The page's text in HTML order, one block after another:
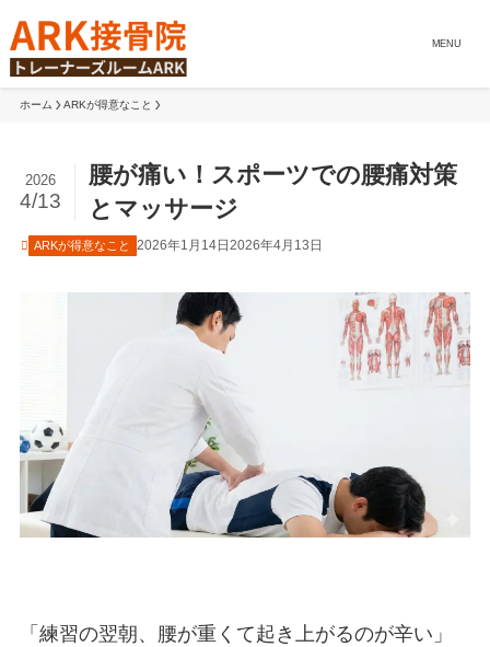
MENU
ホーム ARKが得意なこと
腰が痛い！スポーツでの腰痛対策
とマッサージ
2026
4/13
ARKが得意なこと 2026年1月14日 2026年4月13日
「練習の翌朝、腰が重くて起き上がるのが辛い」